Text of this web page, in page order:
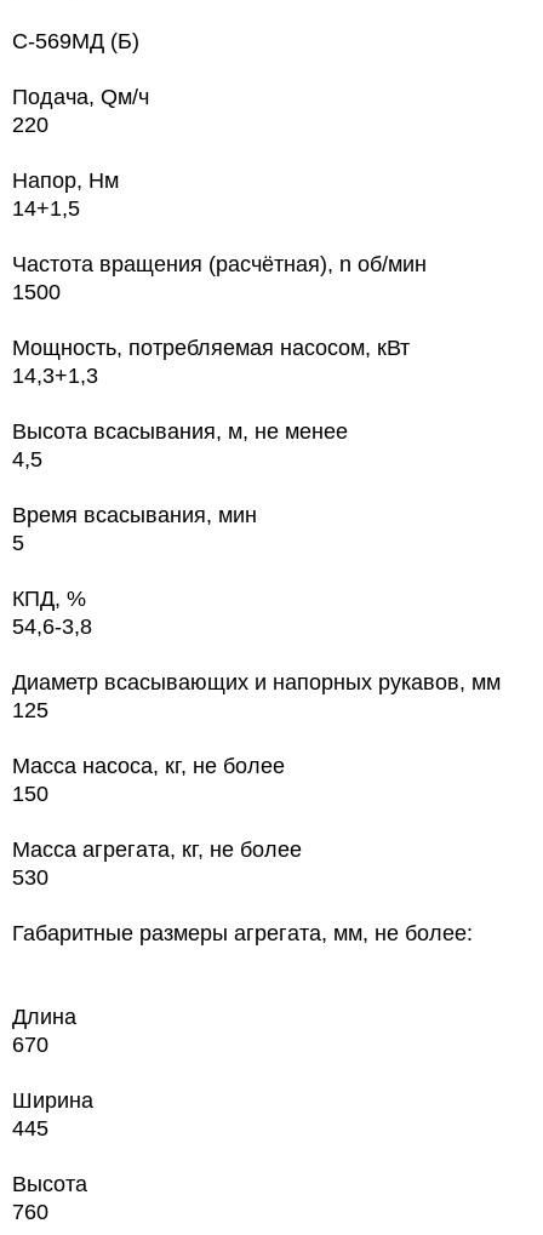
С-569МД (Б)
Подача, Qм/ч
220
Напор, Hм
14+1,5
Частота вращения (расчётная), n об/мин
1500
Мощность, потребляемая насосом, кВт
14,3+1,3
Высота всасывания, м, не менее
4,5
Время всасывания, мин
5
КПД, %
54,6-3,8
Диаметр всасывающих и напорных рукавов, мм
125
Масса насоса, кг, не более
150
Масса агрегата, кг, не более
530
Габаритные размеры агрегата, мм, не более:
Длина
670
Ширина
445
Высота
760